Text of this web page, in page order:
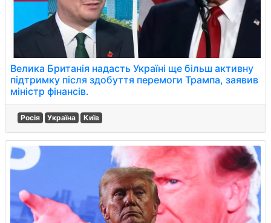
Велика Британія надасть Україні ще більш активну
підтримку після здобуття перемоги Трампа, заявив
міністр фінансів.
Росія Україна Київ